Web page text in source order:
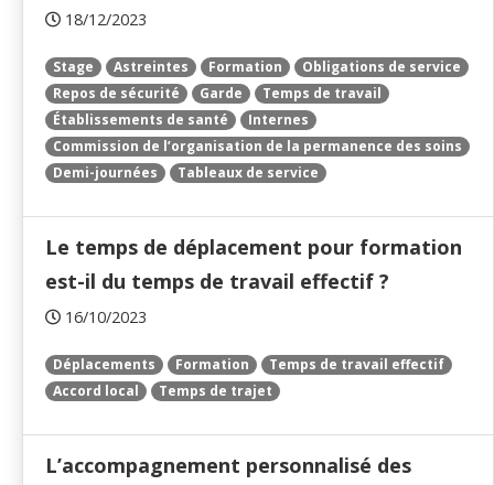
18/12/2023
Stage Astreintes Formation
Obligations de service
Repos de sécurité
Garde
Temps de travail
Établissements de santé
Internes
Commission de l’organisation de la permanence des soins
Demi-journées
Tableaux de service
Le temps de déplacement pour formation
est-il du temps de travail effectif ?
16/10/2023
Déplacements Formation
Temps de travail effectif
Accord local
Temps de trajet
L’accompagnement personnalisé des